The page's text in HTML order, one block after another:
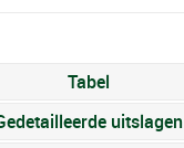
Tabel
uitslagen